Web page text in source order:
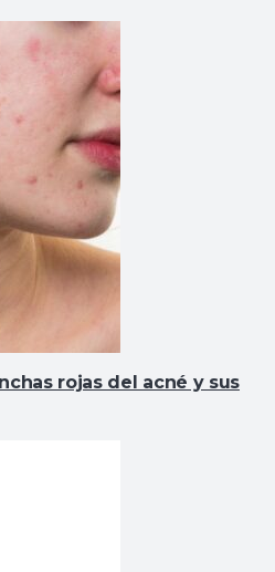
rojas del acné y sus